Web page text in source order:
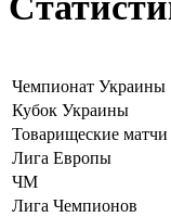
Чемпионат Украины
Кубок Украины
Товарищеские матчи
Лига Европы
ЧМ
Лига Чемпионов